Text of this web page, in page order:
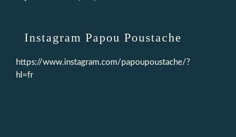
Instagram Papou Poustache
https://www.instagram.com/papoupoustache/?
hl=fr